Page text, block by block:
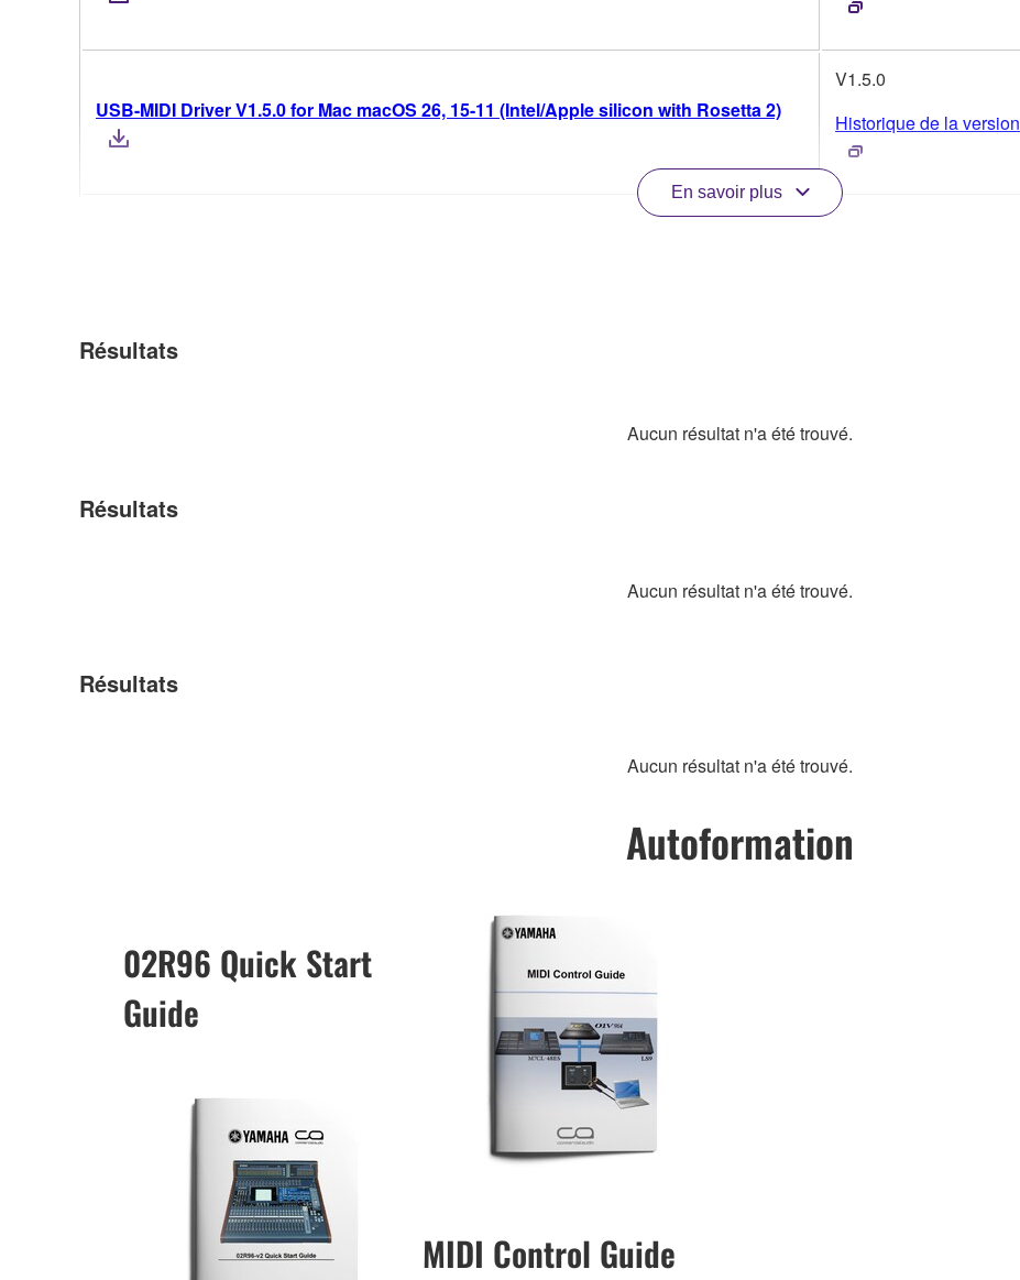
USB-MIDI Driver V1.5.0 for Mac macOS 26, 15-11 (Intel/Apple silicon with Rosetta 2)
V1.5.0
Historique de la version
En savoir plus
Résultats
Aucun résultat n'a été trouvé.
Résultats
Aucun résultat n'a été trouvé.
Résultats
Aucun résultat n'a été trouvé.
Autoformation
02R96 Quick Start
Guide
MIDI Control Guide